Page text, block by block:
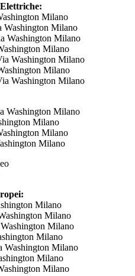
Milano
Washington Milano
Washington Milano
Milano
Washington Milano
Milano
Washington Milano
Washington Milano
Milano
Milano
Milano
Milano
Milano
Milano
Milano
Washington Milano
Milano
Milano